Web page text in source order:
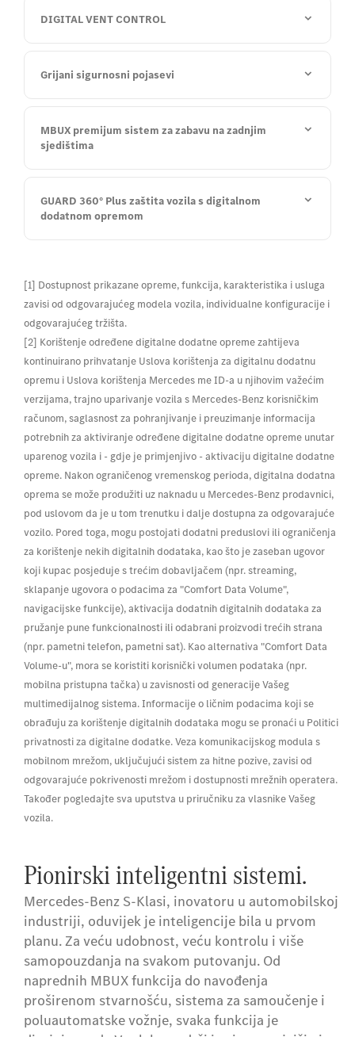
DIGITAL VENT CONTROL
Grijani sigurnosni pojasevi
MBUX premijum sistem za zabavu na zadnjim
sjedištima
GUARD 360° Plus zaštita vozila s digitalnom
dodatnom opremom
[1] Dostupnost prikazane opreme, funkcija, karakteristika i usluga
zavisi od odgovarajućeg modela vozila, individualne konfiguracije i
odgovarajućeg tržišta.
[2] Korištenje određene digitalne dodatne opreme zahtijeva
kontinuirano prihvatanje Uslova korištenja za digitalnu dodatnu
opremu i Uslova korištenja Mercedes me ID-a u njihovim važećim
verzijama, trajno uparivanje vozila s Mercedes-Benz korisničkim
računom, saglasnost za pohranjivanje i preuzimanje informacija
potrebnih za aktiviranje određene digitalne dodatne opreme unutar
uparenog vozila i - gdje je primjenjivo - aktivaciju digitalne dodatne
opreme. Nakon ograničenog vremenskog perioda, digitalna dodatna
oprema se može produžiti uz naknadu u Mercedes-Benz prodavnici,
pod uslovom da je u tom trenutku i dalje dostupna za odgovarajuće
vozilo. Pored toga, mogu postojati dodatni preduslovi ili ograničenja
za korištenje nekih digitalnih dodataka, kao što je zaseban ugovor
koji kupac posjeduje s trećim dobavljačem (npr. streaming,
sklapanje ugovora o podacima za "Comfort Data Volume",
navigacijske funkcije), aktivacija dodatnih digitalnih dodataka za
pružanje pune funkcionalnosti ili odabrani proizvodi trećih strana
(npr. pametni telefon, pametni sat). Kao alternativa "Comfort Data
Volume-u", mora se koristiti korisnički volumen podataka (npr.
mobilna pristupna tačka) u zavisnosti od generacije Vašeg
multimedijalnog sistema. Informacije o ličnim podacima koji se
obrađuju za korištenje digitalnih dodataka mogu se pronaći u Politici
privatnosti za digitalne dodatke. Veza komunikacijskog modula s
mobilnom mrežom, uključujući sistem za hitne pozive, zavisi od
odgovarajuće pokrivenosti mrežom i dostupnosti mrežnih operatera.
Također pogledajte sva uputstva u priručniku za vlasnike Vašeg
vozila.
Pionirski inteligentni sistemi.
Mercedes-Benz S-Klasi, inovatoru u automobilskoj
industriji, oduvijek je inteligencije bila u prvom
planu. Za veću udobnost, veću kontrolu i više
samopouzdanja na svakom putovanju. Od
naprednih MBUX funkcija do navođenja
proširenom stvarnošću, sistema za samoučenje i
poluautomatske vožnje, svaka funkcija je